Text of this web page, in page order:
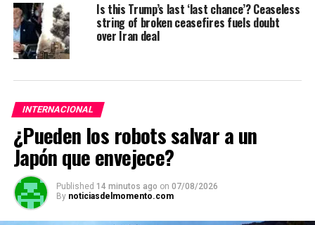
Is this Trump’s last ‘last chance’? Ceaseless
string of broken ceasefires fuels doubt
over Iran deal
INTERNACIONAL
¿Pueden los robots salvar a un
Japón que envejece?
Published 14 minutos ago on 07/08/2026
By noticiasdelmomento.com